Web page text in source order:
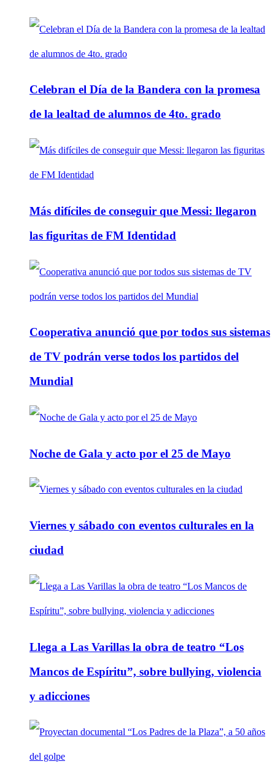
Celebran el Día de la Bandera con la promesa
de la lealtad de alumnos de 4to. grado
Más difíciles de conseguir que Messi: llegaron
las figuritas de FM Identidad
Cooperativa anunció que por todos sus sistemas
de TV podrán verse todos los partidos del
Mundial
Noche de Gala y acto por el 25 de Mayo
Viernes y sábado con eventos culturales en la
ciudad
Llega a Las Varillas la obra de teatro “Los
Mancos de Espíritu”, sobre bullying, violencia
y adicciones